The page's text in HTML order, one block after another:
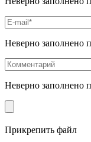
Неверно заполнено
Неверно заполнено
Прикрепить файл